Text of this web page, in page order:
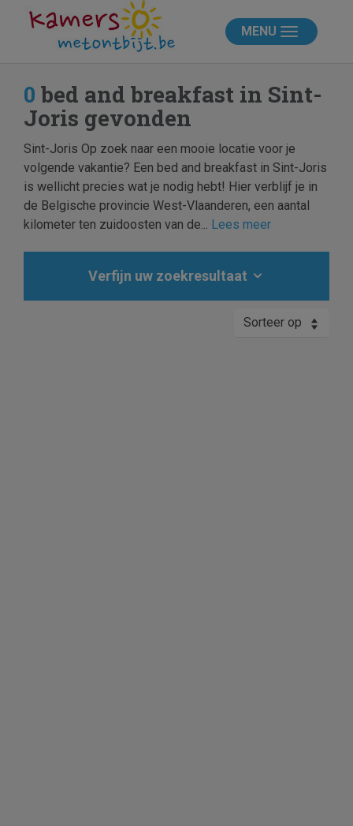
MENU
0 bed and breakfast in Sint-
Joris gevonden
Sint-Joris Op zoek naar een mooie locatie voor je
volgende vakantie? Een bed and breakfast in Sint-Joris
is wellicht precies wat je nodig hebt! Hier verblijf je in
de Belgische provincie West-Vlaanderen, een aantal
kilometer ten zuidoosten van de... Lees meer
Verfijn uw zoekresultaat
Sorteer op